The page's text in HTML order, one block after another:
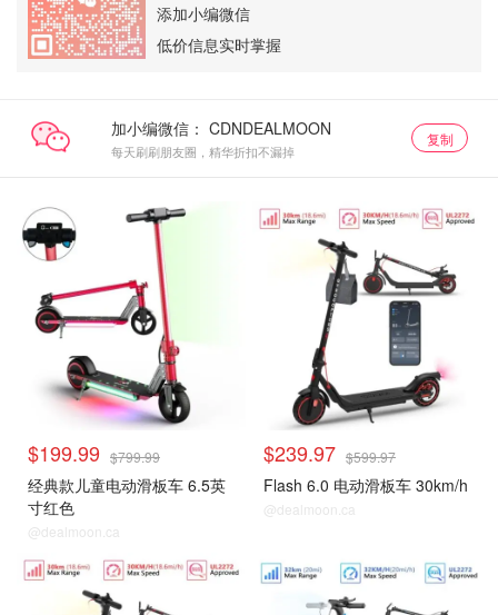
添加小编微信
低价信息实时掌握
加小编微信：
每天刷刷朋友圈，精华折扣不漏掉
复制
$199.99 $799.99
经典款儿童电动滑板车 6.5英
寸红色
@dealmoon.ca
$239.97 $599.97
Flash 6.0 电动滑板车 30km/h
@dealmoon.ca